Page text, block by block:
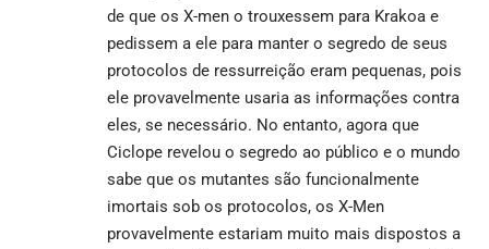
de que os X-men o trouxessem para Krakoa e
pedissem a ele para manter o segredo de seus
protocolos de ressurreição eram pequenas, pois
ele provavelmente usaria as informações contra
eles, se necessário. No entanto, agora que
Ciclope revelou o segredo ao público e o mundo
sabe que os mutantes são funcionalmente
imortais sob os protocolos, os X-Men
provavelmente estariam muito mais dispostos a